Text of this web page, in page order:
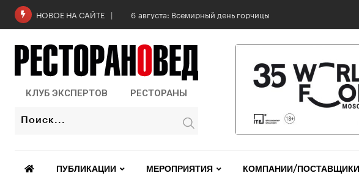
НОВОЕ НА САЙТЕ 6 августа: Всемирный день горчицы
КЛУБ ЭКСПЕРТОВ РЕСТОРАНЫ
ПУБЛИКАЦИИ МЕРОПРИЯТИЯ КОМПАНИИ/ПОСТАВЩИКИ